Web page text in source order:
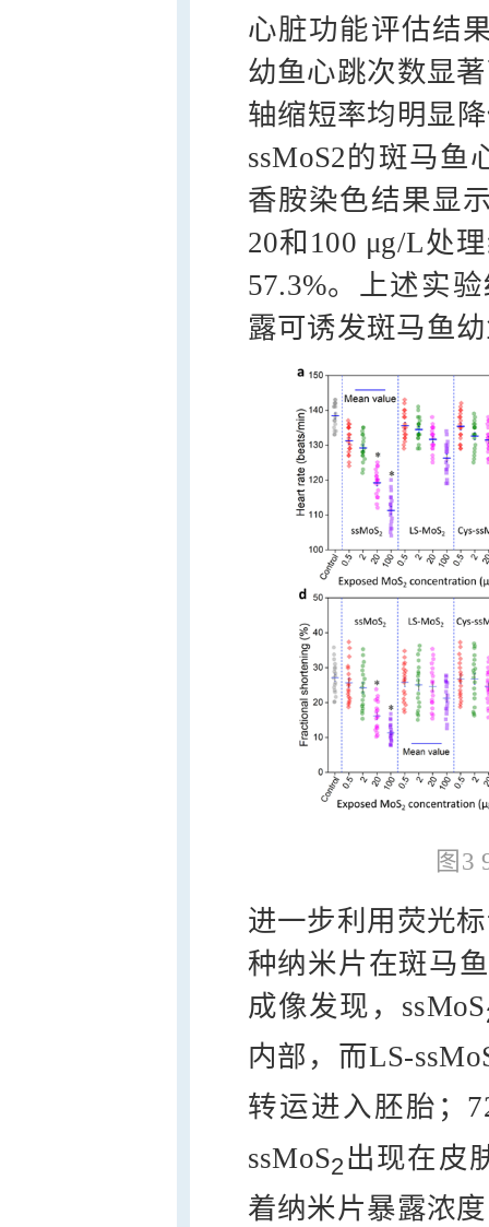
心脏功能评估结
幼鱼心跳次数显
轴缩短率均明显
ssMoS2的斑马
香胺染色结果显
20和100 μg/L处
57.3%。上述实
露可诱发斑马鱼
图3
进一步利用荧光
种纳米片在斑马
成像发现，ssMoS
内部，而LS-
转运进入胚胎；
ssMoS2出现在皮
着纳米片暴露浓